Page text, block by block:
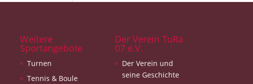
Weitere
Sportangebote
Turnen
Tennis & Boule
Der Verein TuRa
07 e.V.
Der Verein und
seine Geschichte